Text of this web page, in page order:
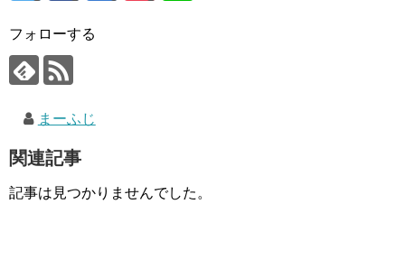
フォローする
まーふじ
関連記事
記事は見つかりませんでした。